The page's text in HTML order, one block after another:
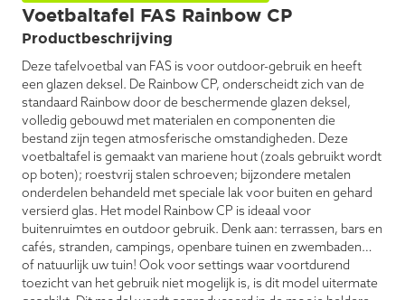
Voetbaltafel FAS Rainbow CP
Productbeschrijving
Deze tafelvoetbal van FAS is voor outdoor-gebruik en heeft
een glazen deksel. De Rainbow CP, onderscheidt zich van de
standaard Rainbow door de beschermende glazen deksel,
volledig gebouwd met materialen en componenten die
bestand zijn tegen atmosferische omstandigheden. Deze
voetbaltafel is gemaakt van mariene hout (zoals gebruikt wordt
op boten); roestvrij stalen schroeven; bijzondere metalen
onderdelen behandeld met speciale lak voor buiten en gehard
versierd glas. Het model Rainbow CP is ideaal voor
buitenruimtes en outdoor gebruik. Denk aan: terrassen, bars en
cafés, stranden, campings, openbare tuinen en zwembaden…
of natuurlijk uw tuin! Ook voor settings waar voortdurend
toezicht van het gebruik niet mogelijk is, is dit model uitermate